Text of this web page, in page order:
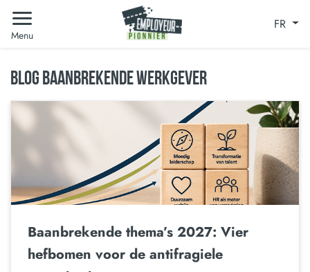
Menu
FR
BLOG BAANBREKENDE WERKGEVER
Baanbrekende thema’s 2027: Vier
hefbomen voor de antifragiele